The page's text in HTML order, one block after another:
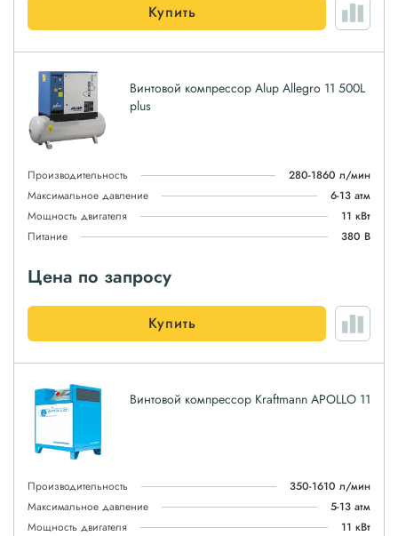
Купить
Винтовой компрессор Alup Allegro 11 500L
plus
Производительность
280-1860 л/мин
Максимальное давление
6-13 атм
Мощность двигателя
11 кВт
Питание
380 В
Цена по запросу
Купить
Винтовой компрессор Kraftmann APOLLO 11
Производительность
350-1610 л/мин
Максимальное давление
5-13 атм
Мощность двигателя
11 кВт